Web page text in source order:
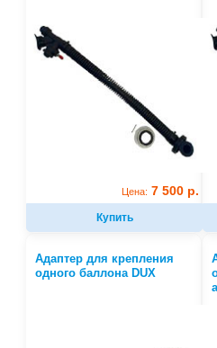
Цена: 7 500 р.
Купить
Адаптер для крепления
одного баллона DUX